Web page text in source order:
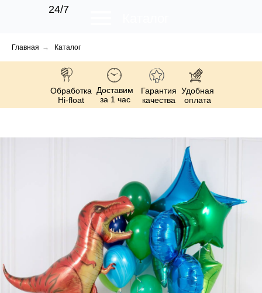
24/7
Главная → Каталог
Обработка
Hi-float
Доставим
за 1 час
Гарантия
качества
Удобная
оплата